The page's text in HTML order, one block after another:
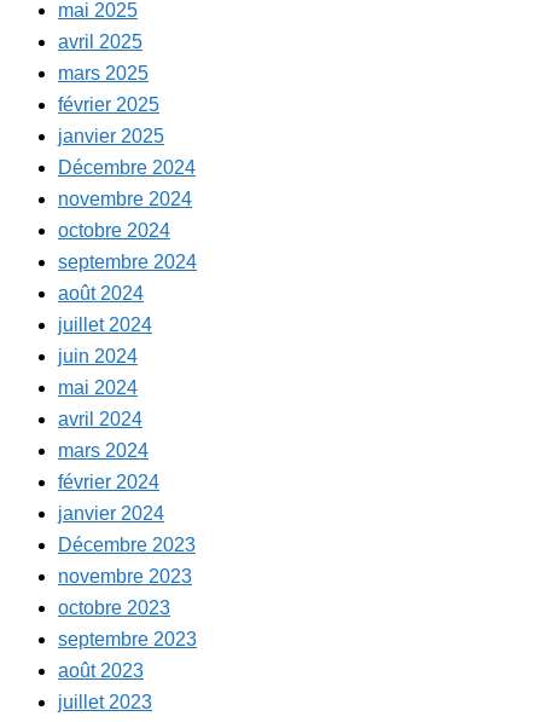
mai 2025
avril 2025
mars 2025
février 2025
janvier 2025
Décembre 2024
novembre 2024
octobre 2024
septembre 2024
août 2024
juillet 2024
juin 2024
mai 2024
avril 2024
mars 2024
février 2024
janvier 2024
Décembre 2023
novembre 2023
octobre 2023
septembre 2023
août 2023
juillet 2023